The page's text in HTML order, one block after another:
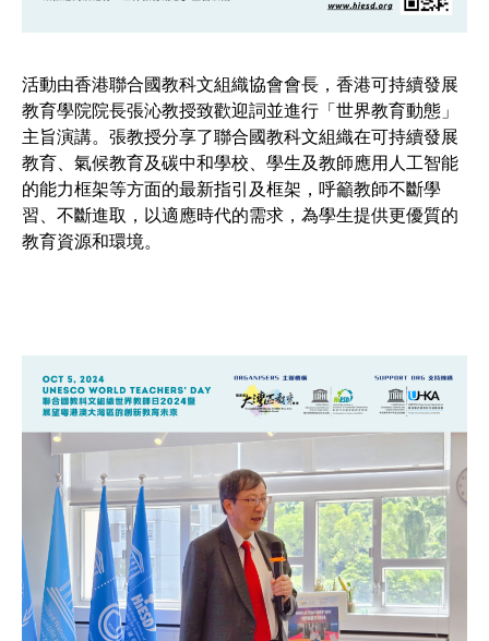
活動由香港聯合國教科文組織協會會長，香港可持續發展
教育學院院長張沁教授致歡迎詞並進行「世界教育動態」
主旨演講。張教授分享了聯合國教科文組織在可持續發展
教育、氣候教育及碳中和學校、學生及教師應用人工智能
的能力框架等方面的最新指引及框架，呼籲教師不斷學
習、不斷進取，以適應時代的需求，為學生提供更優質的
教育資源和環境。